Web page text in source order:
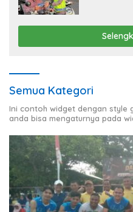
Semua Kategori
Ini contoh widget dengan style
anda bisa mengaturnya pada